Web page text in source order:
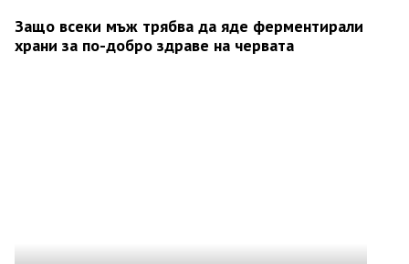
Защо всеки мъж трябва да яде ферментирали
храни за по-добро здраве на червата